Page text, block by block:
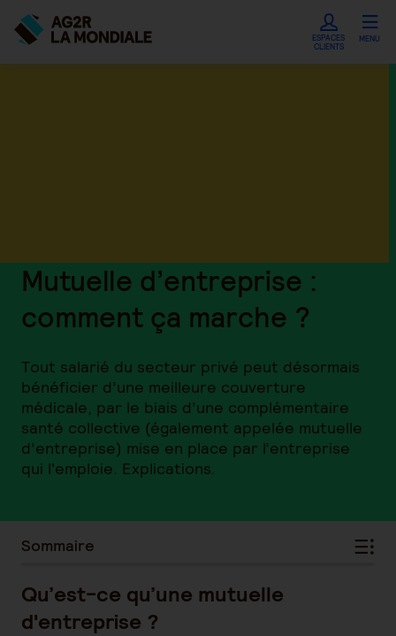
ESPACES
CLIENTS
MENU
Mutuelle d’entreprise :
comment ça marche ?
Tout salarié du secteur privé peut désormais
bénéficier d’une meilleure couverture
médicale, par le biais d’une complémentaire
santé collective (également appelée mutuelle
d’entreprise) mise en place par l’entreprise
qui l'emploie. Explications.
Sommaire
Qu’est-ce qu’une mutuelle
d'entreprise ?